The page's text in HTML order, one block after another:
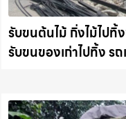
รับขนต้นไม้ กิ่งไม้ไปทิ้
รับขนของเก่าไปทิ้ง ร